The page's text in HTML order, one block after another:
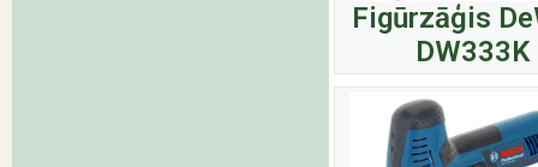
Figūrzāģis
DW333K